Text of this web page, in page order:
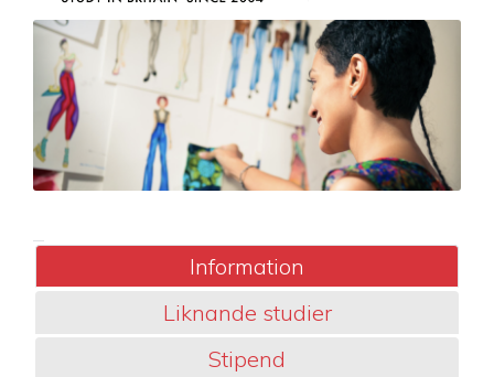
Image
Information
Liknande studier
Stipend